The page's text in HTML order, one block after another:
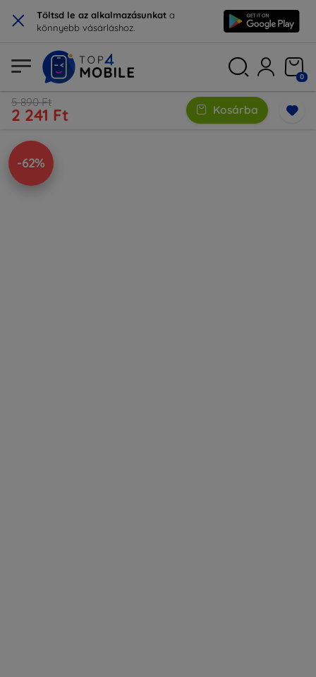
× Töltsd le az alkalmazásunkat a
könnyebb vásárláshoz.
0
5 890 Ft
2 241 Ft Kosárba
-62%